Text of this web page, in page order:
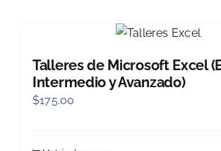
Talleres de Microsoft Excel
Intermedio y Avanzado)
$175.00